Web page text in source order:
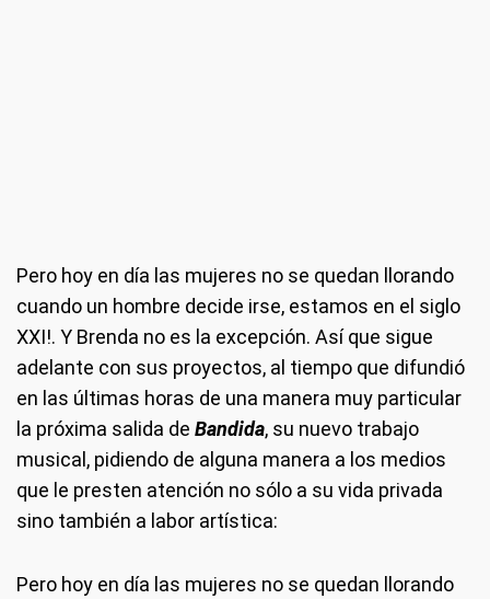
Pero hoy en día las mujeres no se quedan llorando
cuando un hombre decide irse, estamos en el siglo
XXI!. Y Brenda no es la excepción. Así que sigue
adelante con sus proyectos, al tiempo que difundió
en las últimas horas de una manera muy particular
la próxima salida de Bandida, su nuevo trabajo
musical, pidiendo de alguna manera a los medios
que le presten atención no sólo a su vida privada
sino también a labor artística:
Pero hoy en día las mujeres no se quedan llorando